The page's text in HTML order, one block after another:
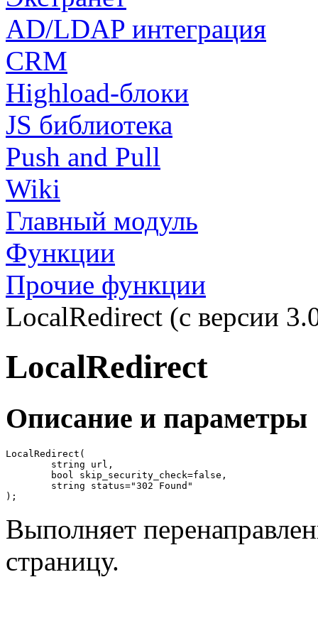
AD/LDAP интеграция
CRM
Highload-блоки
JS библиотека
Push and Pull
Wiki
Главный модуль
Функции
Прочие функции
LocalRedirect (с версии
LocalRedirect
Описание и параметры
LocalRedirect(
);
Выполняет
страницу.